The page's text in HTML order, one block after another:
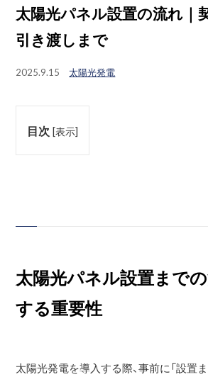
太陽光パネル設置の流れ｜
引き渡しまで
2025.9.15 太陽光発電
目次 [表示]
太陽光パネル設置まで
する重要性
太陽光発電を導入する際、事前に「設置